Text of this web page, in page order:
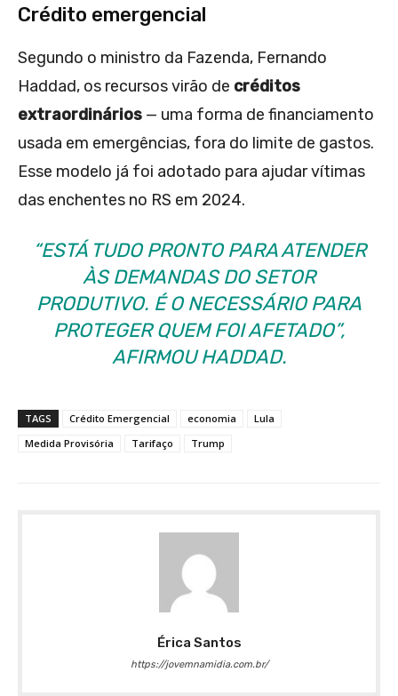
Crédito emergencial
Segundo o ministro da Fazenda, Fernando
Haddad, os recursos virão de créditos
extraordinários — uma forma de financiamento
usada em emergências, fora do limite de gastos.
Esse modelo já foi adotado para ajudar vítimas
das enchentes no RS em 2024.
“ESTÁ TUDO PRONTO PARA ATENDER
ÀS DEMANDAS DO SETOR
PRODUTIVO. É O NECESSÁRIO PARA
PROTEGER QUEM FOI AFETADO”,
AFIRMOU HADDAD.
TAGS Crédito Emergencial economia
Lula
Medida Provisória
Tarifaço Trump
Érica Santos
https://jovemnamidia.com.br/